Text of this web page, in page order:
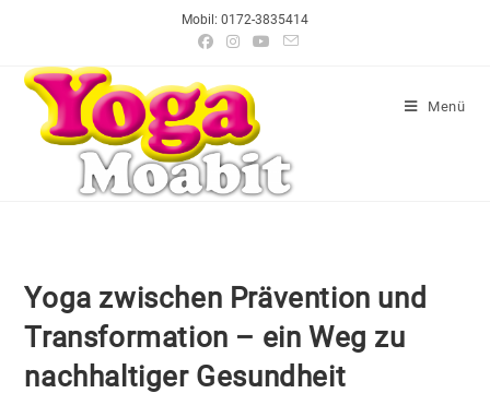
Mobil: 0172-3835414
Menü
Yoga zwischen Prävention und
Transformation – ein Weg zu
nachhaltiger Gesundheit